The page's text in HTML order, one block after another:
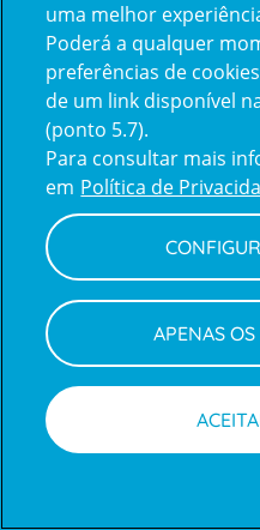
Inicie
Centro de Apoio ao Cliente |
uma melhor
Poderá a qualquer
preferências de
de um link disponível
(ponto 5.7).
Para consultar mais
em Política de
APENAS OS